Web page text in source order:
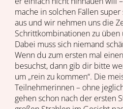
mache in solchen Fällen
aus und wir nehmen uns die
Schrittkombinationen zu
Dabei muss sich niemand
Wenn du zum ersten mal
besuchst, dann gib dir bitte
um „rein zu kommen“. Die
Teilnehmerinnen – ohne
gehen schon nach der ersten